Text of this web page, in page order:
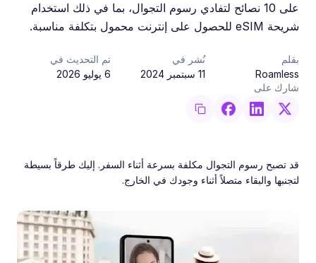
على 10 نصائح لتفادي رسوم التجوال، بما في ذلك استخدام
شريحة eSIM للحصول على إنترنت محمول بتكلفة مناسبة.
بقلم
Roamless
نُشر في
11 سبتمبر 2024
تم التحديث في
6 يوليو 2026
شارك على
قد تصبح رسوم التجوال مكلفة بسرعة أثناء السفر. إليك طرقاً بسيطة
لتجنبها والبقاء متصلاً أثناء وجودك في الخارج.